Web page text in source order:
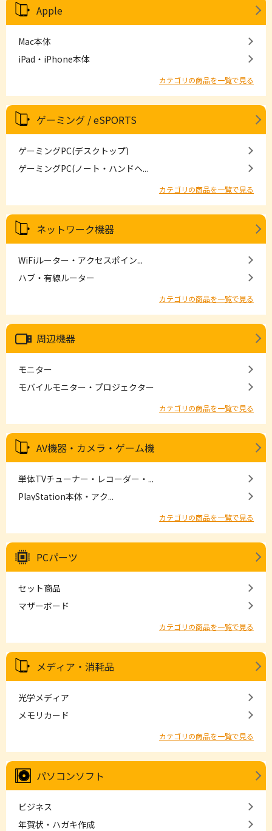
Apple
Mac本体
iPad・iPhone本体
カテゴリの商品を一覧で見る
ゲーミング / eSPORTS
ゲーミングPC(デスクトップ)
ゲーミングPC(ノート・ハンドヘ...
カテゴリの商品を一覧で見る
ネットワーク機器
WiFiルーター・アクセスポイン...
ハブ・有線ルーター
カテゴリの商品を一覧で見る
周辺機器
モニター
モバイルモニター・プロジェクター
カテゴリの商品を一覧で見る
AV機器・カメラ・ゲーム機
単体TVチューナー・レコーダー・...
PlayStation本体・アク...
カテゴリの商品を一覧で見る
PCパーツ
セット商品
マザーボード
カテゴリの商品を一覧で見る
メディア・消耗品
光学メディア
メモリカード
カテゴリの商品を一覧で見る
パソコンソフト
ビジネス
年賀状・ハガキ作成